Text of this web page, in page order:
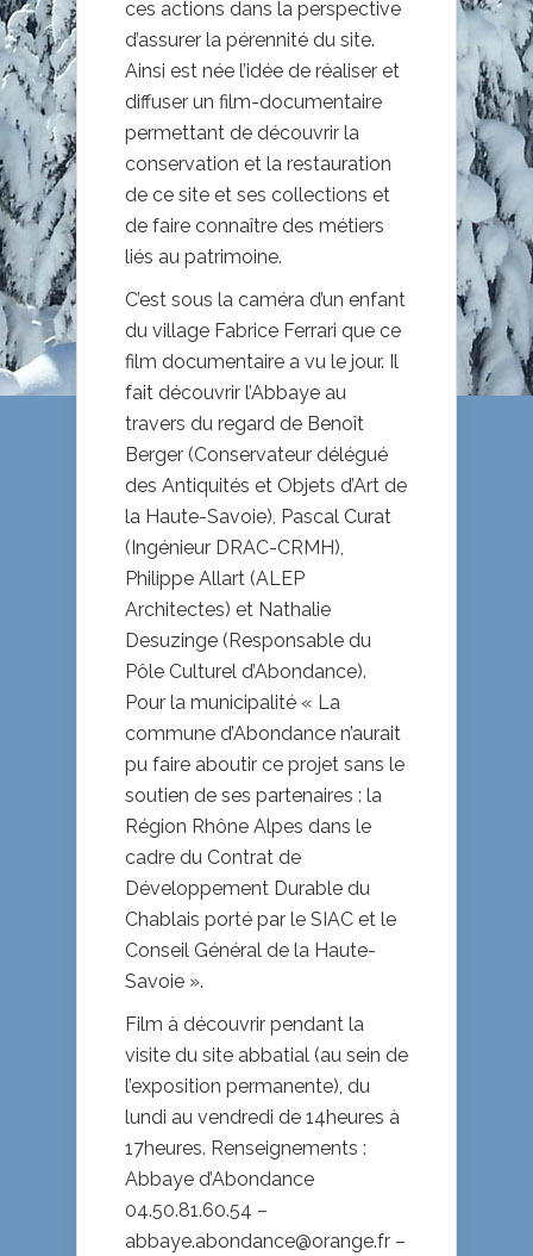
ces actions dans la perspective
d’assurer la pérennité du site.
Ainsi est née l’idée de réaliser et
diffuser un film-documentaire
permettant de découvrir la
conservation et la restauration
de ce site et ses collections et
de faire connaître des métiers
liés au patrimoine.
C’est sous la caméra d’un enfant
du village Fabrice Ferrari que ce
film documentaire a vu le jour. Il
fait découvrir l’Abbaye au
travers du regard de Benoît
Berger (Conservateur délégué
des Antiquités et Objets d’Art de
la Haute-Savoie), Pascal Curat
(Ingénieur DRAC-CRMH),
Philippe Allart (ALEP
Architectes) et Nathalie
Desuzinge (Responsable du
Pôle Culturel d’Abondance).
Pour la municipalité « La
commune d’Abondance n’aurait
pu faire aboutir ce projet sans le
soutien de ses partenaires : la
Région Rhône Alpes dans le
cadre du Contrat de
Développement Durable du
Chablais porté par le SIAC et le
Conseil Général de la Haute-
Savoie ».
Film à découvrir pendant la
visite du site abbatial (au sein de
l’exposition permanente), du
lundi au vendredi de 14heures à
17heures. Renseignements :
Abbaye d’Abondance
04.50.81.60.54 –
abbaye.abondance@orange.fr –